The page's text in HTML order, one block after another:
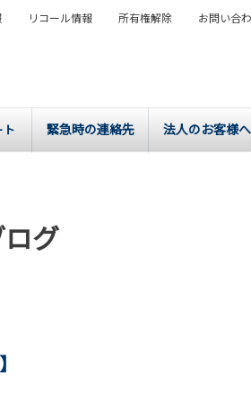
ト 緊急時の連絡先 法人のお客様へ
リコール情報 所有権解除 お問い合
グ